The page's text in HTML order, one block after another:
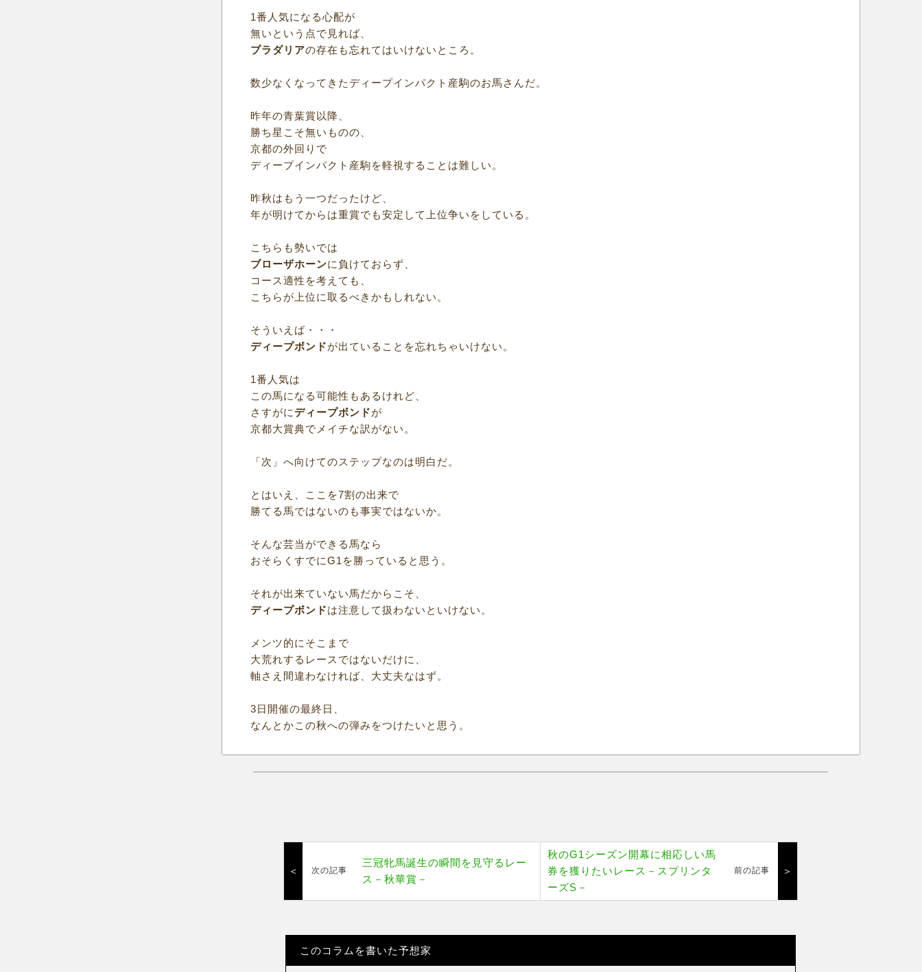
1番人気になる心配が
無いという点で見れば、
プラダリアの存在も忘れてはいけないところ。
数少なくなってきたディープインパクト産駒のお馬さんだ。
昨年の青葉賞以降、
勝ち星こそ無いものの、
京都の外回りで
ディープインパクト産駒を軽視することは難しい。
昨秋はもう一つだったけど、
年が明けてからは重賞でも安定して上位争いをしている。
こちらも勢いでは
ブローザホーンに負けておらず、
コース適性を考えても、
こちらが上位に取るべきかもしれない。
そういえば・・・
ディープボンドが出ていることを忘れちゃいけない。
1番人気は
この馬になる可能性もあるけれど、
さすがにディープボンドが
京都大賞典でメイチな訳がない。
「次」へ向けてのステップなのは明白だ。
とはいえ、ここを7割の出来で
勝てる馬ではないのも事実ではないか。
そんな芸当ができる馬なら
おそらくすでにG1を勝っていると思う。
それが出来ていない馬だからこそ、
ディープボンドは注意して扱わないといけない。
メンツ的にそこまで
大荒れするレースではないだけに、
軸さえ間違わなければ、大丈夫なはず。
3日開催の最終日、
なんとかこの秋への弾みをつけたいと思う。
＜ 次の記事
三冠牝馬誕生の瞬間を見守るレー
ス－秋華賞－
秋のG1シーズン開幕に相応しい馬
券を獲りたいレース－スプリンタ
ーズS－
前の記事 ＞
このコラムを書いた予想家